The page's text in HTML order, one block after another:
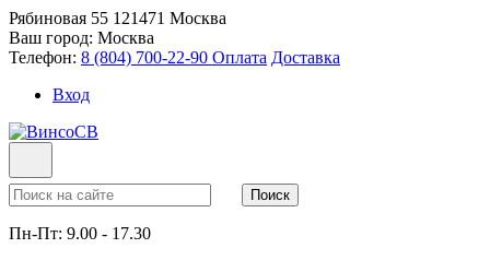
Рябиновая 55 121471 Москва
Ваш город: Москва
Телефон: 8 (804) 700-22-90 Оплата Доставка
Вход
Поиск
Пн-Пт: 9.00 - 17.30